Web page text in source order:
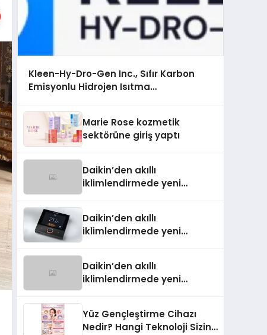
Kleen-Hy-Dro-Gen Inc., Sıfır Karbon
Emisyonlu Hidrojen Isıtma
Onaylarını Aldı
Marie Rose kozmetik
sektörüne giriş yaptı
Daikin’den akıllı
iklimlendirmede yeni
Daikin’den akıllı
iklimlendirmede yeni
Daikin’den akıllı
iklimlendirmede yeni
Yüz Gençleştirme Cihazı
Nedir? Hangi Teknoloji Sizin